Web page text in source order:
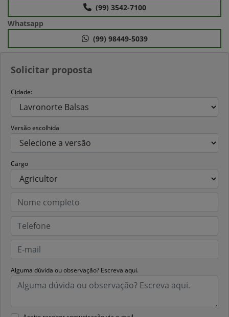
Solicitar proposta
Cidade:
Versão escolhida
Cargo
Alguma dúvida ou observação? Escreva aqui.
(99) 3542-7100
Whatsapp
(99) 98449-5039